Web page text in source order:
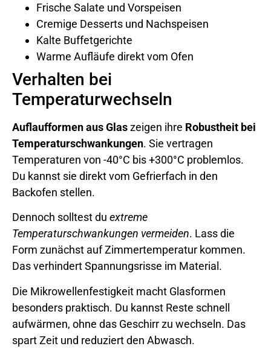
Frische Salate und Vorspeisen
Cremige Desserts und Nachspeisen
Kalte Buffetgerichte
Warme Aufläufe direkt vom Ofen
Verhalten bei
Temperaturwechseln
Auflaufformen aus Glaszeigen ihre Robustheit bei
Temperaturschwankungen. Sie vertragen
Temperaturen von -40°C bis +300°C problemlos.
Du kannst sie direkt vom Gefrierfach in den
Backofen stellen.
Dennoch solltest du extreme
Temperaturschwankungen vermeiden. Lass die
Form zunächst auf Zimmertemperatur kommen.
Das verhindert Spannungsrisse im Material.
Die Mikrowellenfestigkeit macht Glasformen
besonders praktisch. Du kannst Reste schnell
aufwärmen, ohne das Geschirr zu wechseln. Das
spart Zeit und reduziert den Abwasch.